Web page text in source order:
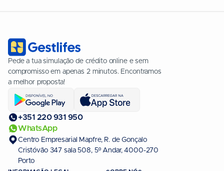
Pede a tua simulação de crédito online e sem
compromisso em apenas 2 minutos. Encontramos
a melhor proposta!
+351 220 931 950
WhatsApp
Centro Empresarial Mapfre, R. de Gonçalo
Cristóvão 347 sala 508, 5º Andar, 4000-270
Porto